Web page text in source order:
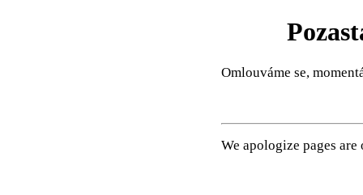
Omlouváme se,
We apologize pages